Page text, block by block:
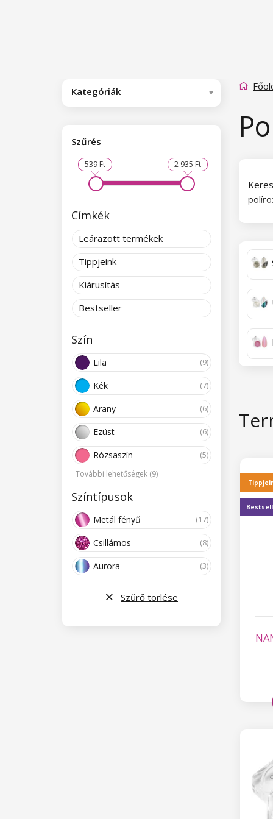
Kategóriák
Szűrés
539 Ft 2 935 Ft
Címkék
Leárazott termékek
Tippjeink
Kiárusítás
Bestseller
Szín
Lila (9)
Kék (7)
Arany (6)
Ezüst (6)
Rózsaszín (5)
További lehetőségek (9)
Színtípusok
Metál fényű (17)
Csillámos (8)
Aurora (3)
Szűrő törlése